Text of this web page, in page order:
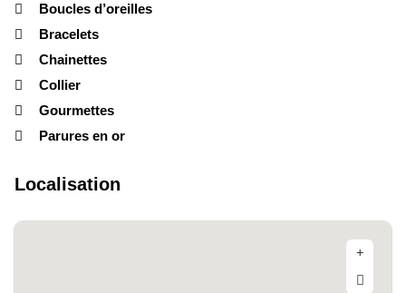
Boucles d’oreilles
Bracelets
Chainettes
Collier
Gourmettes
Parures en or
Localisation